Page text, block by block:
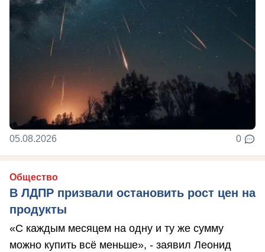
05.08.2026 0
Общество
В ЛДПР призвали остановить рост цен на
продукты
«С каждым месяцем на одну и ту же сумму
можно купить всё меньше», - заявил Леонид